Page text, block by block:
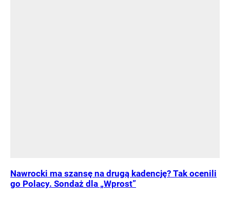
Nawrocki ma szansę na drugą kadencję? Tak ocenili
go Polacy. Sondaż dla „Wprost”